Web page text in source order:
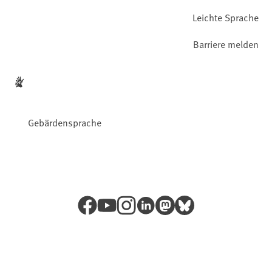
Leichte Sprache
Gebärdensprache
Barriere melden